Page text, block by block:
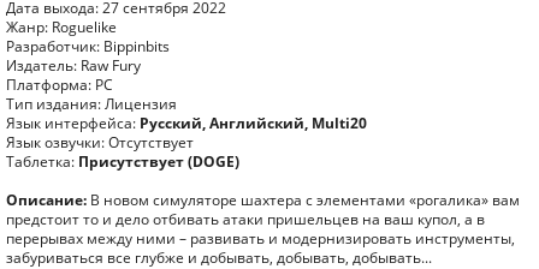
Дата выхода: 27 сентября 2022
Жанр: Roguelike
Разработчик: Bippinbits
Издатель: Raw Fury
Платформа: PC
Тип издания: Лицензия
Язык интерфейса: Русский, Английский, Multi20
Язык озвучки: Отсутствует
Таблетка: Присутствует (DOGE)
Описание: В новом симуляторе шахтера с элементами «рогалика» вам
предстоит то и дело отбивать атаки пришельцев на ваш купол, а в
перерывах между ними – развивать и модернизировать инструменты,
забуриваться все глубже и добывать, добывать, добывать...